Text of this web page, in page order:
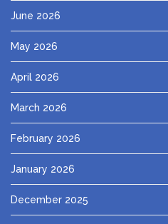
June 2026
May 2026
April 2026
March 2026
February 2026
January 2026
December 2025